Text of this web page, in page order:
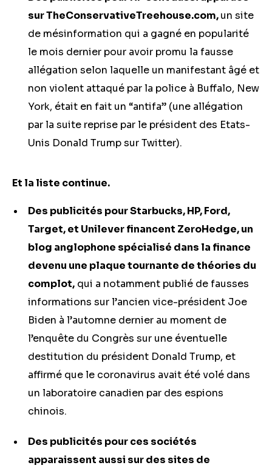
sur TheConservativeTreehouse.com,un site
de mésinformation qui a gagné en popularité
le mois dernier pour avoir promu la fausse
allégation selon laquelle un manifestant âgé et
non violent attaqué par la police à Buffalo, New
York, était en fait un “antifa” (une allégation
par la suite reprise par le président des Etats-
Unis Donald Trump sur Twitter).
Et la liste continue.
Des publicités pour Starbucks, HP, Ford,
Target, et Unilever financent ZeroHedge, un
blog anglophone spécialisé dans la finance
devenu une plaque tournante de théories du
complot, qui a notamment publié de fausses
informations sur l’ancien vice-président Joe
Biden à l’automne dernier au moment de
l’enquête du Congrès sur une éventuelle
destitution du président Donald Trump, et
affirmé que le coronavirus avait été volé dans
un laboratoire canadien par des espions
chinois.
Des publicités pour ces sociétés
apparaissent aussi sur des sites de